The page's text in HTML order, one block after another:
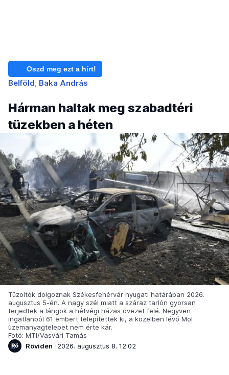
Oszd meg ezt a hírt!
Belföld Baka András
Hárman haltak meg szabadtéri
tüzekben a héten
Tűzoltók dolgoznak Székesfehérvár nyugati határában 2026.
augusztus 5-én. A nagy szél miatt a száraz tarlón gyorsan
terjedtek a lángok a hétvégi házas övezet felé. Negyven
ingatlanból 61 embert telepítettek ki, a közelben lévő Mol
üzemanyagtelepet nem érte kár.
Fotó: MTI/Vasvári Tamás
Röviden
2026. augusztus 8. 12:02